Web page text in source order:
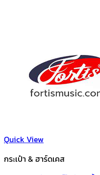
Quick View
กระเป๋า & ฮาร์ดเคส